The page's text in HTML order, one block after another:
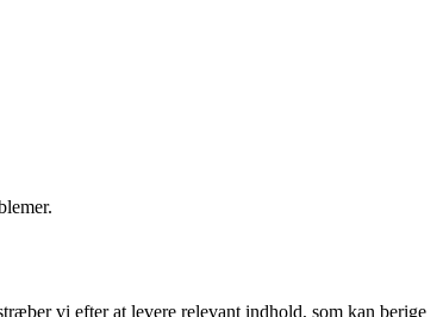
vi efter at levere relevant indhold, som kan berige